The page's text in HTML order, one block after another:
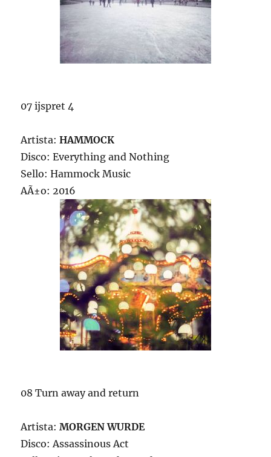
07 ijspret 4
Artista:HAMMOCK
Disco: Everything and Nothing
Sello: Hammock Music
AÃ±o: 2016
08 Turn away and return
Artista:MORGEN WURDE
Disco: Assassinous Act